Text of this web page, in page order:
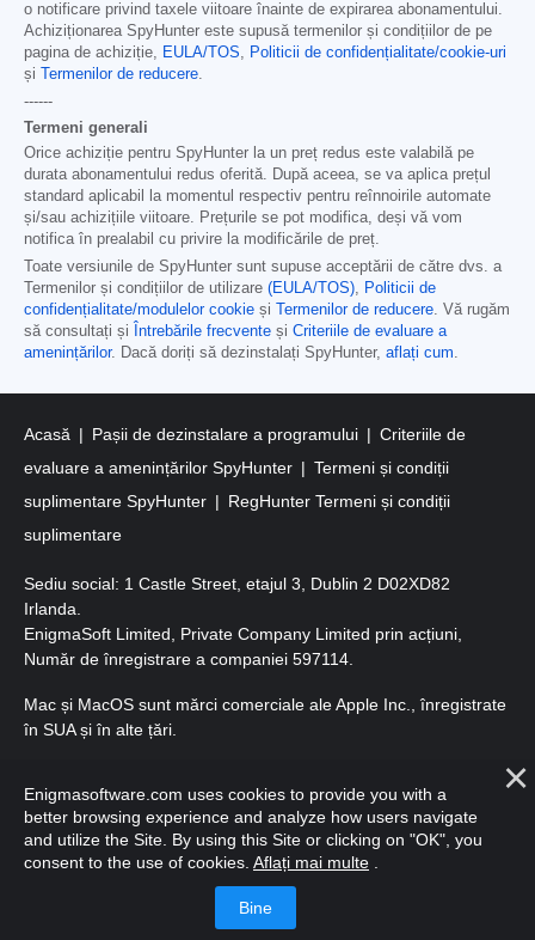
o notificare privind taxele viitoare înainte de expirarea abonamentului.
Achiziționarea SpyHunter este supusă termenilor și condițiilor de pe
pagina de achiziție, EULA/TOS, Politicii de confidențialitate/cookie-uri
și
Termenilor de reducere.
------
Termeni generali
Orice achiziție pentru SpyHunter la un preț redus este valabilă pe
durata abonamentului redus oferită. După aceea, se va aplica prețul
standard aplicabil la momentul respectiv pentru reînnoirile automate
și/sau achizițiile viitoare. Prețurile se pot modifica, deși vă vom
notifica în prealabil cu privire la modificările de preț.
Toate versiunile de SpyHunter sunt supuse acceptării de către dvs. a
Termenilor și condițiilor de utilizare (EULA/TOS), Politicii de
confidențialitate/modulelor cookie și Termenilor de reducere. Vă rugăm
să consultați și
Întrebările frecvente și Criteriile de evaluare a
amenințărilor. Dacă doriți să dezinstalați SpyHunter, aflați cum.
Acasă Pașii de dezinstalare a programului
Criteriile de
evaluare a amenințărilor SpyHunter
Termeni și condiții
suplimentare SpyHunter
RegHunter Termeni și condiții
suplimentare
Sediu social: 1 Castle Street, etajul 3, Dublin 2 D02XD82
Irlanda.
EnigmaSoft Limited, Private Company Limited prin acțiuni,
Număr de înregistrare a companiei 597114.
Mac și MacOS sunt mărci comerciale ale Apple Inc., înregistrate
în SUA și în alte țări.
rezervate.
Enigmasoftware.com uses cookies to provide you with a
better browsing experience and analyze how users navigate
and utilize the Site. By using this Site or clicking on "OK", you
consent to the use of cookies. Aflați mai multe